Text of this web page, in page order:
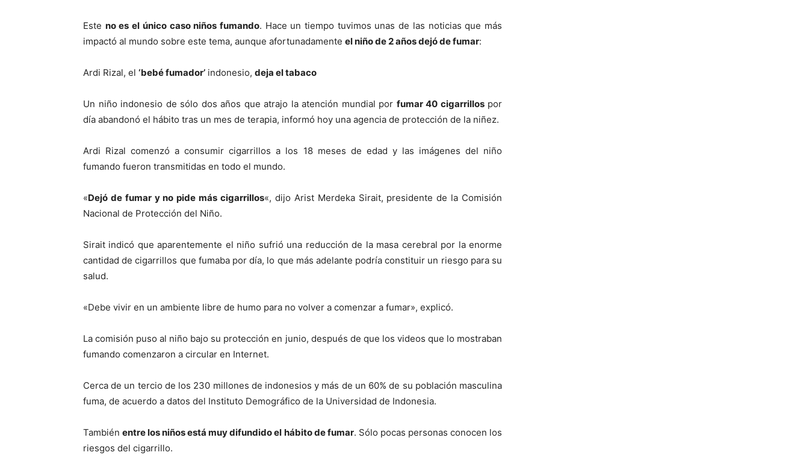
Este no es el único caso niños fumando. Hace un tiempo tuvimos unas de las noticias que más
impactó al mundo sobre este tema, aunque afortunadamente el niño de 2 años dejó de fumar:
Ardi Rizal, el ‘bebé fumador’ indonesio, deja el tabaco
Un niño indonesio de sólo dos años que atrajo la atención mundial por fumar 40 cigarrillospor
día abandonó el hábito tras un mes de terapia, informó hoy una agencia de protección de la niñez.
Ardi Rizal comenzó a consumir cigarrillos a los 18 meses de edad y las imágenes del niño
fumando fueron transmitidas en todo el mundo.
«Dejó de fumar y no pide más cigarrillos«, dijo Arist Merdeka Sirait, presidente de la Comisión
Nacional de Protección del Niño.
Sirait indicó que aparentemente el niño sufrió una reducción de la masa cerebral por la enorme
cantidad de cigarrillos que fumaba por día, lo que más adelante podría constituir un riesgo para su
salud.
«Debe vivir en un ambiente libre de humo para no volver a comenzar a fumar», explicó.
La comisión puso al niño bajo su protección en junio, después de que los videos que lo mostraban
fumando comenzaron a circular en Internet.
Cerca de un tercio de los 230 millones de indonesios y más de un 60% de su población masculina
fuma, de acuerdo a datos del Instituto Demográfico de la Universidad de Indonesia.
Tambiénentre los niños está muy difundido el hábito de fumar. Sólo pocas personas conocen los
riesgos del cigarrillo.